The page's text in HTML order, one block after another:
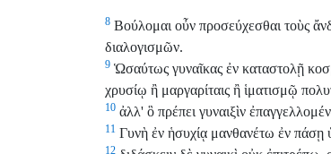
8 Βούλομαι οὖν προσεύχεσθαι τοὺς
διαλογισμῶν.
9 Ὡσαύτως γυναῖκας ἐν καταστολῇ
χρυσίῳ ἢ μαργαρίταις ἢ ἱματισμῷ
10 ἀλλ' ὃ πρέπει γυναιξὶν
11 Γυνὴ ἐν ἡσυχίᾳ μανθανέτω ἐν πάσῃ
12